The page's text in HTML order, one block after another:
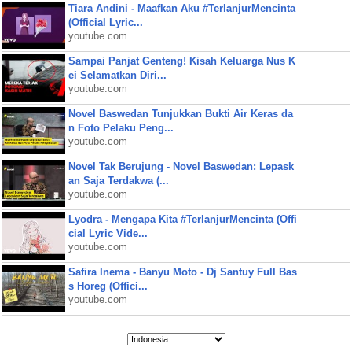
Tiara Andini - Maafkan Aku #TerlanjurMencinta
(Official Lyric...
youtube.com
Sampai Panjat Genteng! Kisah Keluarga Nus K
ei Selamatkan Diri...
youtube.com
Novel Baswedan Tunjukkan Bukti Air Keras da
n Foto Pelaku Peng...
youtube.com
Novel Tak Berujung - Novel Baswedan: Lepask
an Saja Terdakwa (...
youtube.com
Lyodra - Mengapa Kita #TerlanjurMencinta (Offi
cial Lyric Vide...
youtube.com
Safira Inema - Banyu Moto - Dj Santuy Full Bas
s Horeg (Offici...
youtube.com